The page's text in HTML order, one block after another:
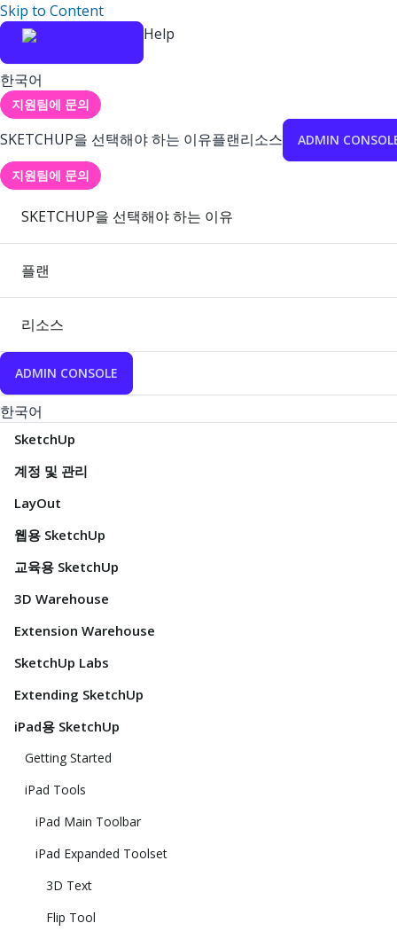
Skip to Content
Help
한국어
지원팀에 문의
SKETCHUP을 선택해야 하는 이유플랜리소스 ADMIN
지원팀에 문의
SKETCHUP을 선택해야 하는 이유
플랜
리소스
ADMIN CONSOLE
한국어
SketchUp
계정 및 관리
LayOut
웹용 SketchUp
교육용 SketchUp
3D Warehouse
Extension Warehouse
SketchUp Labs
Extending SketchUp
iPad용 SketchUp
Getting Started
iPad Tools
iPad Main Toolbar
iPad Expanded Toolset
3D Text
Flip Tool